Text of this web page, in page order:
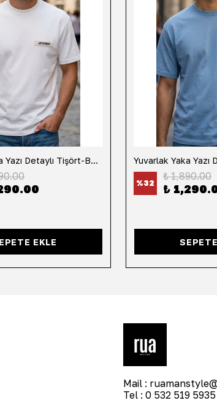
Yuvarlak Yaka Yazı Detaylı Tişört-Beyaz
EKLE
%32
₺ 1,890.00
₺
Mail :
Tel : 0 532 519 5935